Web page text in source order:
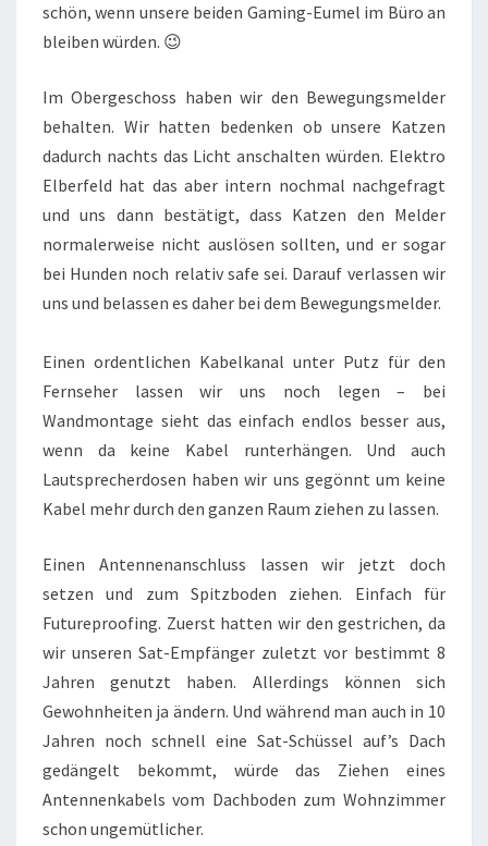
schön, wenn unsere beiden Gaming-Eumel im Büro an
bleiben würden. 😉
Im Obergeschoss haben wir den Bewegungsmelder
behalten. Wir hatten bedenken ob unsere Katzen
dadurch nachts das Licht anschalten würden. Elektro
Elberfeld hat das aber intern nochmal nachgefragt
und uns dann bestätigt, dass Katzen den Melder
normalerweise nicht auslösen sollten, und er sogar
bei Hunden noch relativ safe sei. Darauf verlassen wir
uns und belassen es daher bei dem Bewegungsmelder.
Einen ordentlichen Kabelkanal unter Putz für den
Fernseher lassen wir uns noch legen – bei
Wandmontage sieht das einfach endlos besser aus,
wenn da keine Kabel runterhängen. Und auch
Lautsprecherdosen haben wir uns gegönnt um keine
Kabel mehr durch den ganzen Raum ziehen zu lassen.
Einen Antennenanschluss lassen wir jetzt doch
setzen und zum Spitzboden ziehen. Einfach für
Futureproofing. Zuerst hatten wir den gestrichen, da
wir unseren Sat-Empfänger zuletzt vor bestimmt 8
Jahren genutzt haben. Allerdings können sich
Gewohnheiten ja ändern. Und während man auch in 10
Jahren noch schnell eine Sat-Schüssel auf’s Dach
gedängelt bekommt, würde das Ziehen eines
Antennenkabels vom Dachboden zum Wohnzimmer
schon ungemütlicher.